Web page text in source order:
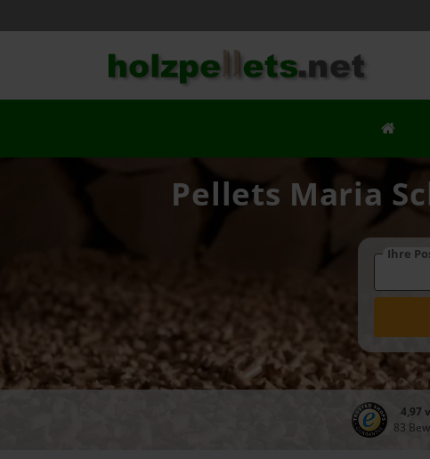
Pellets Maria
Ihre
4,97
83